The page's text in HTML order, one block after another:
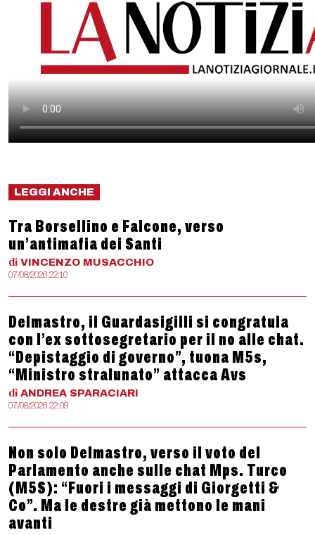
LEGGI ANCHE
Tra Borsellino e Falcone, verso
un’antimafia dei Santi
di VINCENZO MUSACCHIO
07/08/2026 22:10
Delmastro, il Guardasigilli si congratula
con l’ex sottosegretario per il no alle chat.
“Depistaggio di governo”, tuona M5s,
“Ministro stralunato” attacca Avs
di ANDREA SPARACIARI
07/08/2026 22:09
Non solo Delmastro, verso il voto del
Parlamento anche sulle chat Mps. Turco
(M5S): “Fuori i messaggi di Giorgetti &
Co”. Ma le destre già mettono le mani
avanti